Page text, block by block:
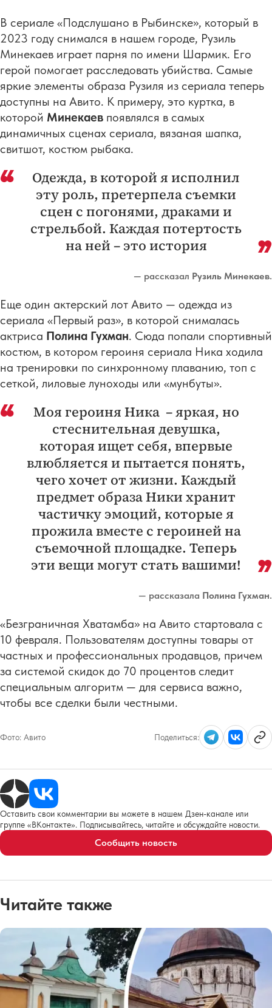
В сериале «Подслушано в Рыбинске», который в
2023 году снимался в нашем городе, Рузиль
Минекаев играет парня по имени Шармик. Его
герой помогает расследовать убийства. Самые
яркие элементы образа Рузиля из сериала теперь
доступны на Авито. К примеру, это куртка, в
которой Минекаев появлялся в самых
динамичных сценах сериала, вязаная шапка,
свитшот, костюм рыбака.
Одежда, в которой я исполнил
эту роль, претерпела съемки
сцен с погонями, драками и
стрельбой. Каждая потертость
на ней – это история
— рассказал Рузиль Минекаев.
Еще один актерский лот Авито — одежда из
сериала «Первый раз», в которой снималась
актриса Полина Гухман. Сюда попали спортивный
костюм, в котором героиня сериала Ника ходила
на тренировки по синхронному плаванию, топ с
сеткой, лиловые луноходы или «мунбуты».
Моя героиня Ника – яркая, но
стеснительная девушка,
которая ищет себя, впервые
влюбляется и пытается понять,
чего хочет от жизни. Каждый
предмет образа Ники хранит
частичку эмоций, которые я
прожила вместе с героиней на
съемочной площадке. Теперь
эти вещи могут стать вашими!
— рассказала Полина Гухман.
«Безграничная Хватамба» на Авито стартовала с
10 февраля. Пользователям доступны товары от
частных и профессиональных продавцов, причем
за системой скидок до 70 процентов следит
специальным алгоритм — для сервиса важно,
чтобы все сделки были честными.
Фото: Авито Поделиться:
Оставить свои комментарии вы можете в нашем Дзен-канале или
группе «ВКонтакте». Подписывайтесь, читайте и обсуждайте новости.
Сообщить новость
Читайте также